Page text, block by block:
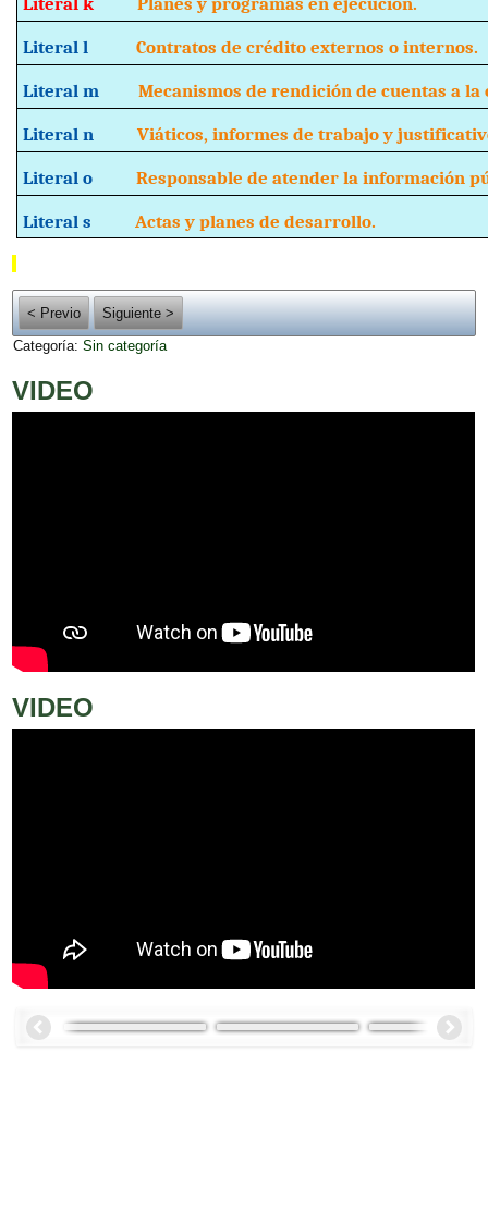
Literal lContratos de crédito externos o internos.
Literal mMecanismos de rendición de cuentas a la
Literal nViáticos, informes de trabajo y
Literal oResponsable de atender la información
Literal s Actas y planes de desarrollo.
< Previo
Siguiente >
Categoría:Sin categoría
VIDEO
VIDEO